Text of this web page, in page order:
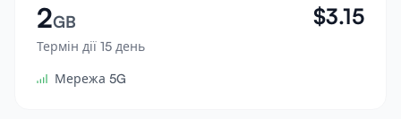
2GB
Термін дії 15 день
$3.15
Мережа 5G